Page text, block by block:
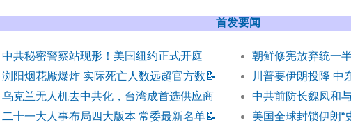
首发要闻
中共秘密警察站现形！美国纽约正式开庭
浏阳烟花厰爆炸 实际死亡人数远超官方数 📝
乌克兰无人机去中共化，台湾成首选供应商
二十一大人事布局四大版本 常委最新名单📝
朝鲜修宪放弃统一
川普要伊朗投降 中
中共前防长魏凤和
美国全球封锁伊朗“